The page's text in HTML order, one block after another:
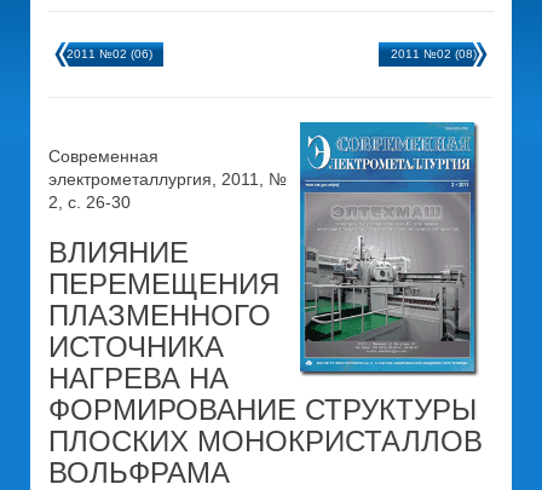
2011 №02 (06) 2011 №02 (08)
Современная
электрометаллургия, 2011, №
2, c. 26-30
ВЛИЯНИЕ
ПЕРЕМЕЩЕНИЯ
ПЛАЗМЕННОГО
ИСТОЧНИКА
НАГРЕВА НА
ФОРМИРОВАНИЕ СТРУКТУРЫ
ПЛОСКИХ МОНОКРИСТАЛЛОВ
ВОЛЬФРАМА